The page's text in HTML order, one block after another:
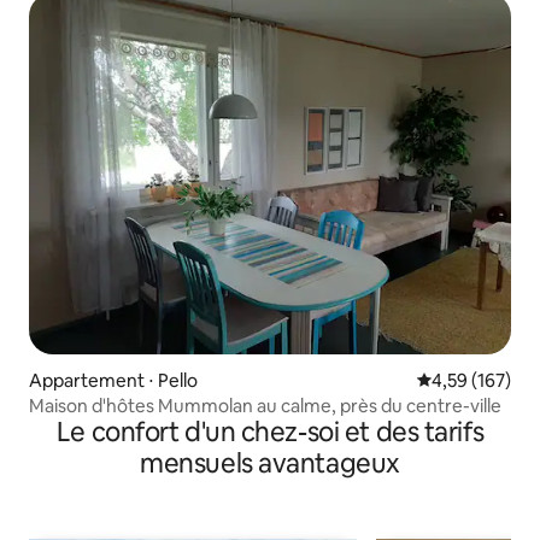
Appartement ⋅ Pello Évaluation
4,59 (167)
Maison d'hôtes Mummolan au calme, près du centre-ville
Le confort d'un chez-soi et des tarifs
mensuels avantageux